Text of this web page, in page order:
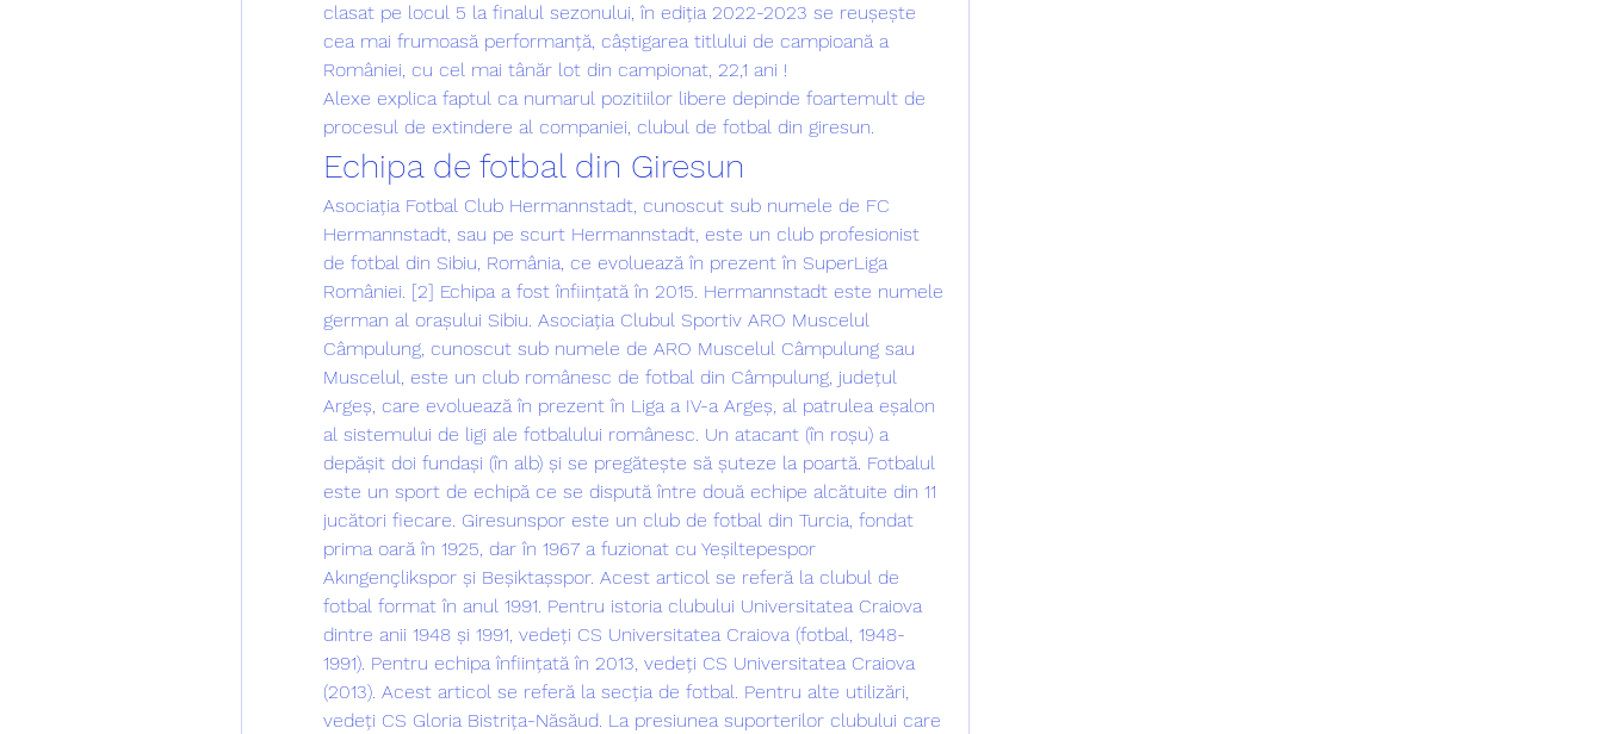
clasat pe locul 5 la finalul sezonului, în ediția 2022-2023 se reușește
cea mai frumoasă performanță, câștigarea titlului de campioană a
României, cu cel mai tânăr lot din campionat, 22,1 ani !
Alexe explica faptul ca numarul pozitiilor libere depinde foartemult de
procesul de extindere al companiei, clubul de fotbal din giresun.
Echipa de fotbal din Giresun
Asociația Fotbal Club Hermannstadt, cunoscut sub numele de FC
Hermannstadt, sau pe scurt Hermannstadt, este un club profesionist
de fotbal din Sibiu, România, ce evoluează în prezent în SuperLiga
României. [2] Echipa a fost înființată în 2015. Hermannstadt este numele
german al orașului Sibiu. Asociația Clubul Sportiv ARO Muscelul
Câmpulung, cunoscut sub numele de ARO Muscelul Câmpulung sau
Muscelul, este un club românesc de fotbal din Câmpulung, județul
Argeș, care evoluează în prezent în Liga a IV-a Argeș, al patrulea eșalon
al sistemului de ligi ale fotbalului românesc. Un atacant (în roșu) a
depășit doi fundași (în alb) și se pregătește să șuteze la poartă. Fotbalul
este un sport de echipă ce se dispută între două echipe alcătuite din 11
jucători fiecare. Giresunspor este un club de fotbal din Turcia, fondat
prima oară în 1925, dar în 1967 a fuzionat cu Yeșiltepespor
Akıngençlikspor și Beșiktașspor. Acest articol se referă la clubul de
fotbal format în anul 1991. Pentru istoria clubului Universitatea Craiova
dintre anii 1948 și 1991, vedeți CS Universitatea Craiova (fotbal, 1948-
1991). Pentru echipa înființată în 2013, vedeți CS Universitatea Craiova
(2013). Acest articol se referă la secția de fotbal. Pentru alte utilizări,
vedeți CS Gloria Bistrița-Năsăud. La presiunea suporterilor clubului care